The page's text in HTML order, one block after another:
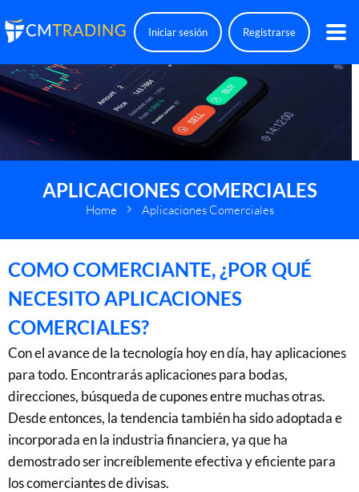
Iniciar sesión Registrarse
APLICACIONES COMERCIALES
Home Aplicaciones Comerciales
COMO COMERCIANTE, ¿POR QUÉ
NECESITO APLICACIONES
COMERCIALES?
Con el avance de la tecnología hoy en día, hay aplicaciones
para todo. Encontrarás aplicaciones para bodas,
direcciones, búsqueda de cupones entre muchas otras.
Desde entonces, la tendencia también ha sido adoptada e
incorporada en la industria financiera, ya que ha
demostrado ser increíblemente efectiva y eficiente para
los comerciantes de divisas.